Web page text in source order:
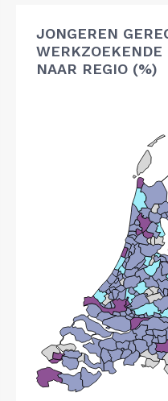
JONGEREN
WERKZOEKENDE
NAAR REGIO (%)